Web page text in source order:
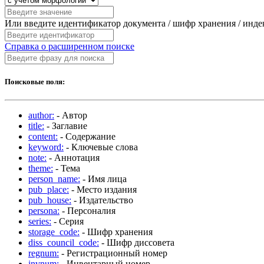
Или введите идентификатор документа / шифр хранения /
Справка о расширенном поиске
Поисковые поля:
author: - Автор
title: - Заглавие
content: - Содержание
keyword: - Ключевые слова
note: - Аннотация
theme: - Тема
person_name: - Имя лица
pub_place: - Место издания
pub_house: - Издательство
persona: - Персоналия
series: - Серия
storage_code: - Шифр хранения
diss_council_code: - Шифр диссовета
regnum: - Регистрационный номер